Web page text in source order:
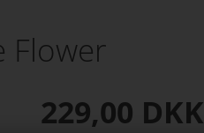
Flower
229,00 DKK